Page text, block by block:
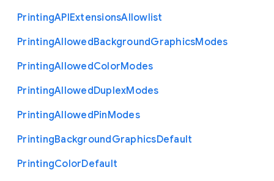
PrintingAPIExtensionsAllowlist
PrintingAllowedBackgroundGraphicsModes
PrintingAllowedColorModes
PrintingAllowedDuplexModes
PrintingAllowedPinModes
PrintingBackgroundGraphicsDefault
PrintingColorDefault